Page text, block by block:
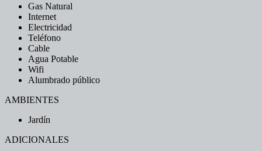
Gas Natural
Internet
Electricidad
Teléfono
Cable
Agua Potable
Wifi
Alumbrado público
AMBIENTES
Jardín
ADICIONALES